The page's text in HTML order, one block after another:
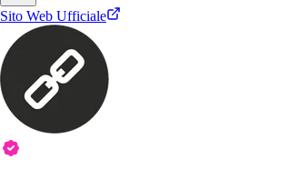
Sito Web Ufficiale